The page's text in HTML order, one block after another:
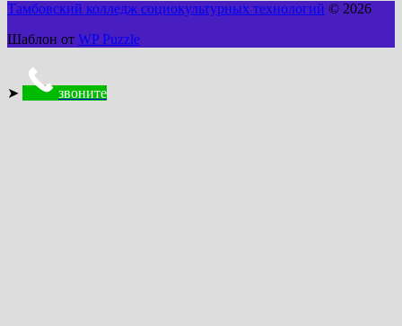
Тамбовский колледж социокультурных технологий © 2026
Шаблон от WP Puzzle
➤ звоните